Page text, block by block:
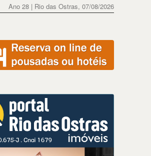
Ano 28 | Rio das Ostras, 07/08/2026